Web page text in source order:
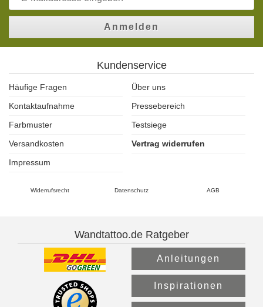
Anmelden
Kundenservice
Häufige Fragen
Über uns
Kontaktaufnahme
Pressebereich
Farbmuster
Testsiege
Versandkosten
Vertrag widerrufen
Impressum
Widerrufsrecht Datenschutz AGB
Wandtattoo.de Ratgeber
Anleitungen
Inspirationen